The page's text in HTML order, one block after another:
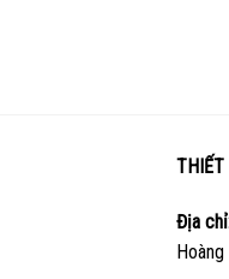
THIẾT
Địa